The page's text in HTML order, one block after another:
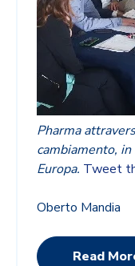
Pharma
cambiamento,
Europa. Tweet
Oberto Mandia
Read